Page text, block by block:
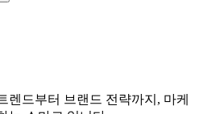
렌드부터 브랜드 전략까지, 마케